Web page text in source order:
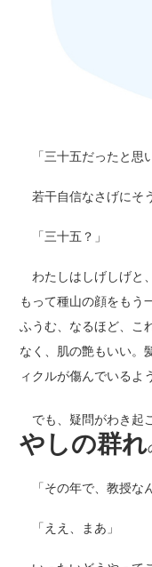
「三十五だったと思
若干自信なさげにそ
「三十五？」
わたしはしげしげと
もって種山の顔をもう
ふうむ、なるほど、こ
なく、肌の艶もいい。
ィクルが傷んでいるよ
でも、疑問がわき起
やしの群れ
「その年で、教授な
「ええ、まあ」